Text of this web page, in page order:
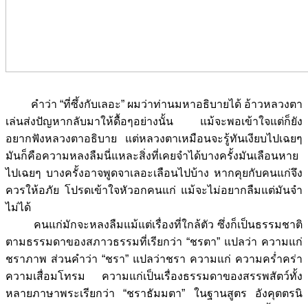
คำว่า “ที่ซึ้งกับเลอะ” ผมว่าท่านมหาอธิบายได้ อ้าวหลวงตา
เล่นส่งปัญหากลับมาให้ดื้อๆอย่างนั้น แม้จะพอเข้าใจแต่ก็ยัง
อยากฟังหลวงตาอธิบาย แต่หลวงตาเหมือนจะรู้ทันเงียบไปเฉยๆ
มันก็คือความหลงลืมนี่แหละสิ่งที่เคยจำได้บางครั้งมันเลือนหาย
ไปเฉยๆ บางครั้งอาจพูดจาเลอะเลือนไปบ้าง หากคุยกับคนแก่จึง
ควรให้อภัย โปรดเข้าใจหัวอกคนแก่ แม้จะไม่อยากลืมแต่มันจำ
ไม่ได้
คนแก่มักจะหลงลืมแม้แต่เรื่องที่ใกล้ตัว ซึ่งก็เป็นธรรมชาติ
ตามธรรมดาของสภาวธรรมที่เรียกว่า “ชรตา” แปลว่า ความแก่
ชราภาพ ส่วนคำว่า “ชรา” แปลว่าชรา ความแก่ ความคร่ำคร่า
ความเสื่อมโทรม ความแก่เป็นเรื่องธรรมดาของสรรพสัตว์ทั้ง
หลายภาษาพระเรียกว่า “ชราธัมมตา” ในฐานสูตร อังคุตตรนิ